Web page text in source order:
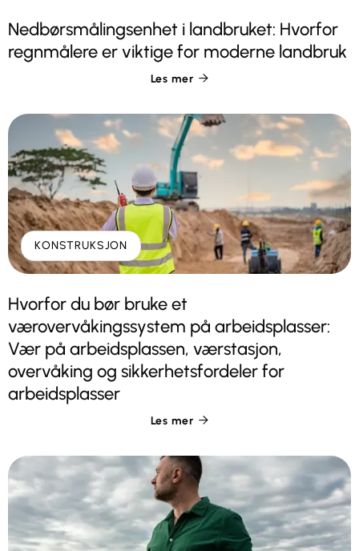
Nedbørsmålingsenhet i landbruket: Hvorfor
regnmålere er viktige for moderne landbruk
Les mer 
KONSTRUKSJON
Hvorfor du bør bruke et
værovervåkingssystem på arbeidsplasser:
Vær på arbeidsplassen, værstasjon,
overvåking og sikkerhetsfordeler for
arbeidsplasser
Les mer 